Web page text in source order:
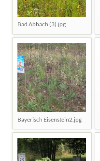
Bad Abbach (3).jpg
Bayerisch Eisenstein2.jpg